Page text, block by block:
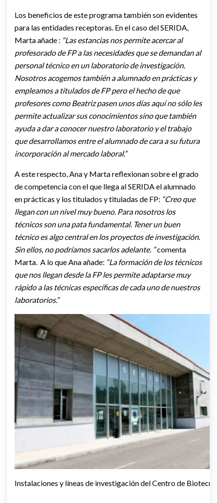
Los beneficios de este programa también son evidentes
para las entidades receptoras. En el caso del SERIDA,
Marta añade : “Las estancias nos permite acercar al
profesorado de FP a las necesidades que se demandan al
personal técnico en un laboratorio de investigación.
Nosotros acogemos también a alumnado en prácticas y
empleamos a titulados de FP pero el hecho de que
profesores como Beatriz pasen unos días aquí no sólo les
permite actualizar sus conocimientos sino que también
ayuda a dar a conocer nuestro laboratorio y el trabajo
que desarrollamos entre el alumnado de cara a su futura
incorporación al mercado laboral.”
A este respecto, Ana y Marta reflexionan sobre el grado
de competencia con el que llega al SERIDA el alumnado
en prácticas y los titulados y tituladas de FP: “Creo que
llegan con un nivel muy bueno. Para nosotros los
técnicos son una pata fundamental. Tener un buen
técnico es algo central en los proyectos de investigación.
Sin ellos, no podríamos sacarlos adelante. ”comenta
Marta. A lo que Ana añade: “La formación de los técnicos
que nos llegan desde la FP les permite adaptarse muy
rápido a las técnicas específicas de cada uno de nuestros
laboratorios.”
Instalaciones y líneas de investigación del Centro de